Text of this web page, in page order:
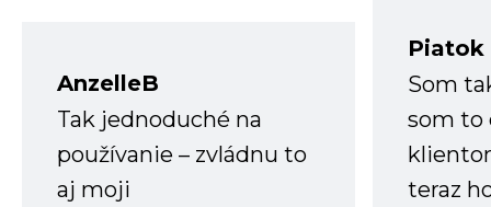
AnzelleB
Tak jednoduché na
používanie – zvládnu to
aj moji
Piatok
Som
som to
teraz